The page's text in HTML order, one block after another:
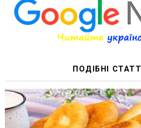
ПОДІБНІ СТАТТІ